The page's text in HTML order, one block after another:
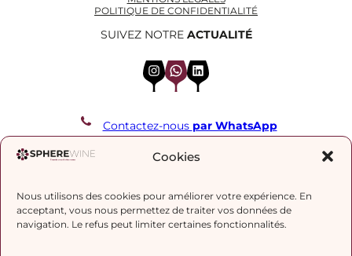
Cookies
Nous utilisons des cookies pour améliorer votre expérience. En
acceptant, vous nous permettez de traiter vos données de
navigation. Le refus peut limiter certaines fonctionnalités.
POLITIQUE DE CONFIDENTIALITÉ
SUIVEZ NOTRE ACTUALITÉ
InstagramWhatsApp LinkedIn
Contactez-nous par WhatsApp
REJOIGNEZ NOTRE LISTE DE DIFFUSION
politique de confidentialité.